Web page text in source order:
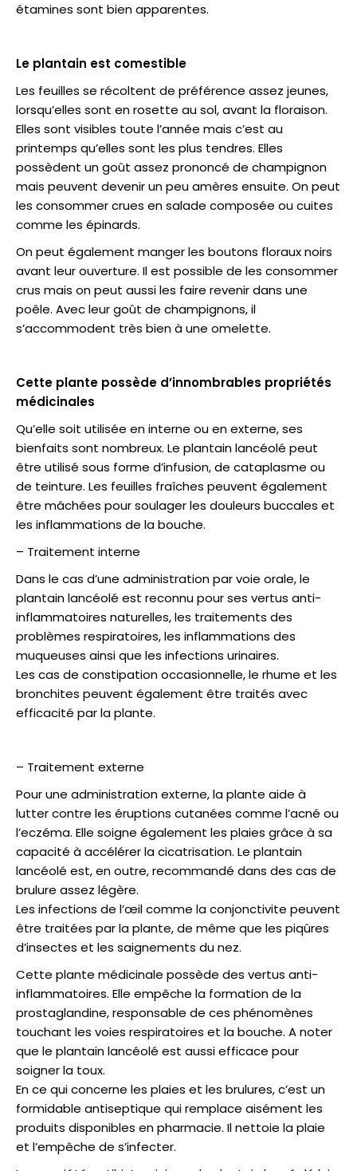
étamines sont bien apparentes.
Le plantain est comestible
Les feuilles se récoltent de préférence assez jeunes,
lorsqu’elles sont en rosette au sol, avant la floraison.
Elles sont visibles toute l’année mais c’est au
printemps qu’elles sont les plus tendres. Elles
possèdent un goût assez prononcé de champignon
mais peuvent devenir un peu amères ensuite. On peut
les consommer crues en salade composée ou cuites
comme les épinards.
On peut également manger les boutons floraux noirs
avant leur ouverture. Il est possible de les consommer
crus mais on peut aussi les faire revenir dans une
poêle. Avec leur goût de champignons, il
s’accommodent très bien à une omelette.
Cette plante possède d’innombrables propriétés
médicinales
Qu’elle soit utilisée en interne ou en externe, ses
bienfaits sont nombreux. Le plantain lancéolé peut
être utilisé sous forme d’infusion, de cataplasme ou
de teinture. Les feuilles fraîches peuvent également
être mâchées pour soulager les douleurs buccales et
les inflammations de la bouche.
– Traitement interne
Dans le cas d’une administration par voie orale, le
plantain lancéolé est reconnu pour ses vertus anti-
inflammatoires naturelles, les traitements des
problèmes respiratoires, les inflammations des
muqueuses ainsi que les infections urinaires.
Les cas de constipation occasionnelle, le rhume et les
bronchites peuvent également être traités avec
efficacité par la plante.
– Traitement externe
Pour une administration externe, la plante aide à
lutter contre les éruptions cutanées comme l’acné ou
l’eczéma. Elle soigne également les plaies grâce à sa
capacité à accélérer la cicatrisation. Le plantain
lancéolé est, en outre, recommandé dans des cas de
brulure assez légère.
Les infections de l’œil comme la conjonctivite peuvent
être traitées par la plante, de même que les piqûres
d’insectes et les saignements du nez.
Cette plante médicinale possède des vertus anti-
inflammatoires. Elle empêche la formation de la
prostaglandine, responsable de ces phénomènes
touchant les voies respiratoires et la bouche. A noter
que le plantain lancéolé est aussi efficace pour
soigner la toux.
En ce qui concerne les plaies et les brulures, c’est un
formidable antiseptique qui remplace aisément les
produits disponibles en pharmacie. Il nettoie la plaie
et l’empêche de s’infecter.